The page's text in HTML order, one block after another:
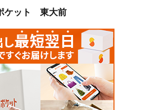
ケット 東大前